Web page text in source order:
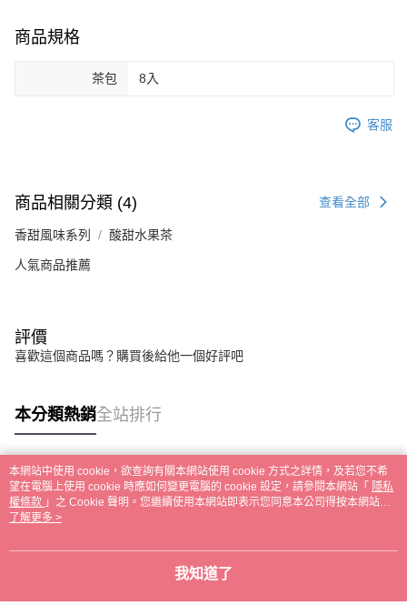
商品規格
茶包 8入
客服
商品相關分類 (4) 查看全部
香甜風味系列 酸甜水果茶
人氣商品推薦
評價
喜歡這個商品嗎？購買後給他一個好評吧
本分類熱銷全站排行
熱門標籤
本網站中使用 cookie，欲查詢有關本網站使用 cookie 方式之詳情，及若您不希
望在電腦上使用 cookie 時應如何變更電腦的 cookie 設定，請參閱本網站「 隱私
權條款 」之 Cookie 聲明。您繼續使用本網站即表示您同意本公司得按本網站使
用條款之 Cookie 聲明使用 cookie。
了解更多 >
我知道了